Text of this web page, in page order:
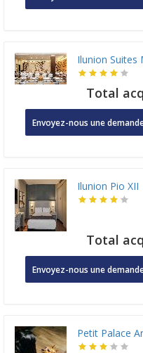
Ilunion Suites
Total
Envoyez-nous une
Ilunion Pio XII
Total
Envoyez-nous une
Petit Palace